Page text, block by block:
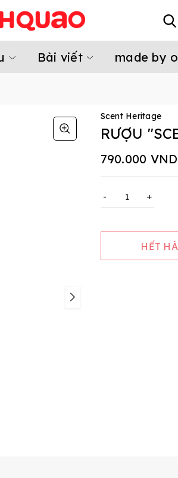
Bài viết made by
Scent Heritage
RƯỢU
790.000 VND
- +
HẾT